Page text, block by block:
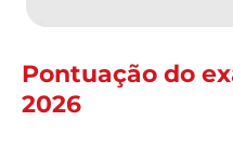
Pontuação do
2026